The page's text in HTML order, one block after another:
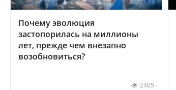
Почему эволюция
застопорилась на миллионы
лет, прежде чем внезапно
возобновиться?
2405